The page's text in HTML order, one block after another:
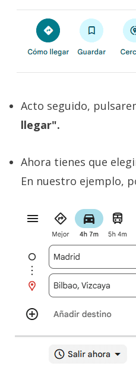
reservados.
Acto seguido,
llegar".
Ahora tienes que
En nuestro ejemplo,